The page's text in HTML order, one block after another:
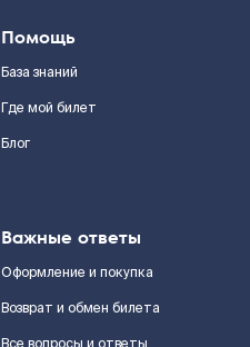
Помощь
База знаний
Где мой билет
Блог
Важные ответы
Оформление и покупка
Возврат и обмен билета